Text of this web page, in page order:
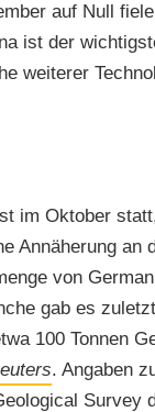
auf Null
ist der
weiterer
im Oktober
Annäherung
von
gab es
100 Tonnen
. Angaben
Survey